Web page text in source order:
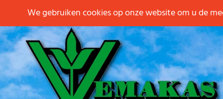
We gebruiken cookies op onze website om u de